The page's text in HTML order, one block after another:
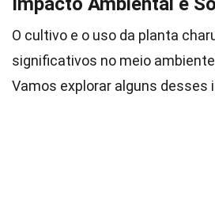
O cultivo e o uso da planta
significativos no meio
Vamos explorar alguns desses